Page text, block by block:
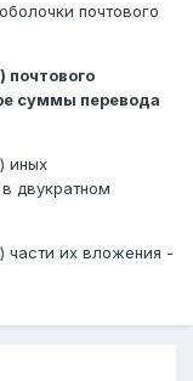
почтового
почтового
суммы перевода
иных
двукратном
части их вложения -